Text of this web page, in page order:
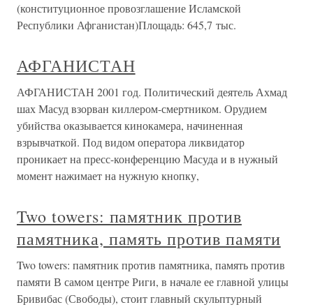
(конституционное провозглашение Исламской
Республики Афганистан)Площадь: 645,7 тыс.
АФГАНИСТАН
АФГАНИСТАН 2001 год. Политический деятель Ахмад
шах Масуд взорван киллером-смертником. Орудием
убийства оказывается кинокамера, начиненная
взрывчаткой. Под видом оператора ликвидатор
проникает на пресс-конференцию Масуда и в нужный
момент нажимает на нужную кнопку,
Two towers: памятник против
памятника, память против памяти
Two towers: памятник против памятника, память против
памяти В самом центре Риги, в начале ее главной улицы
Бривибас (Свободы), стоит главный скульптурный